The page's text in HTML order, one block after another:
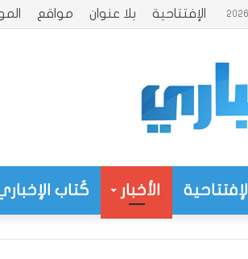
الإفتتاحية بلا عنوان مواقع
الإفتتاحية الأخبار كُتاب